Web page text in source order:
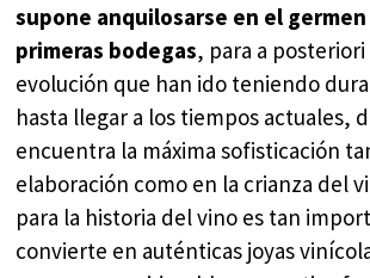
supone anquilosarse en el germen
primeras bodegas, para a
evolución que han ido teniendo
hasta llegar a los tiempos actuales,
encuentra la máxima sofisticación
elaboración como en la crianza del
para la historia del vino es tan
convierte en auténticas joyas